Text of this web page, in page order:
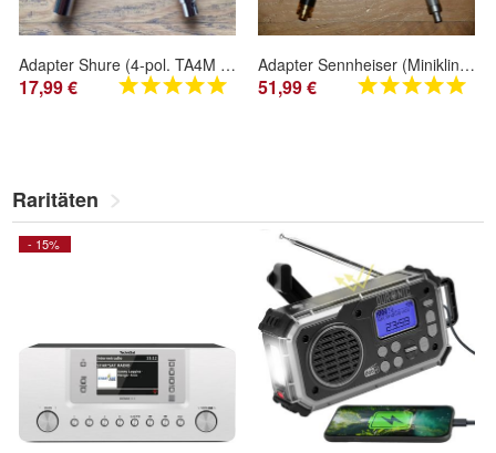
Adapter Shure (4-pol. TA4M TQG) auf Beyerdynamic Opus/ Synexis, MiPro (TA4F)
17,99 €
Adapter Sennheiser (Miniklinke) auf Sennheiser SK 50/ SK 250/ SK-3063/ SK-5012/ EW-DX
51,99 €
Raritäten
- 15%